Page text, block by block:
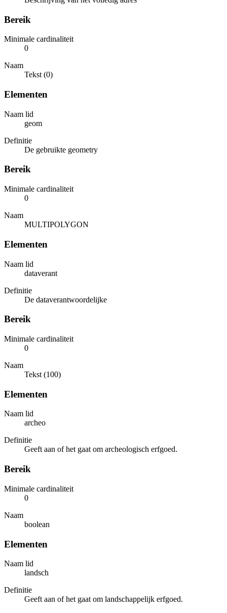
Bereik
Minimale cardinaliteit
0
Naam
Tekst (0)
Elementen
Naam lid
geom
Definitie
De gebruikte geometry
Bereik
Minimale cardinaliteit
0
Naam
MULTIPOLYGON
Elementen
Naam lid
dataverant
Definitie
De dataverantwoordelijke
Bereik
Minimale cardinaliteit
0
Naam
Tekst (100)
Elementen
Naam lid
archeo
Definitie
Geeft aan of het gaat om archeologisch erfgoed.
Bereik
Minimale cardinaliteit
0
Naam
boolean
Elementen
Naam lid
landsch
Definitie
Geeft aan of het gaat om landschappelijk erfgoed.